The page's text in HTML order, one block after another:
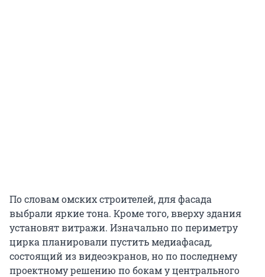
По словам омских строителей, для фасада
выбрали яркие тона. Кроме того, вверху здания
установят витражи. Изначально по периметру
цирка планировали пустить медиафасад,
состоящий из видеоэкранов, но по последнему
проектному решению по бокам у центрального